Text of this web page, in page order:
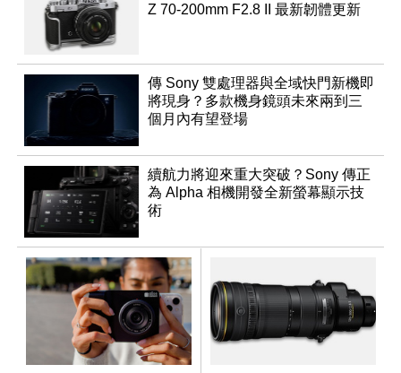
Z 70-200mm F2.8 II 最新韌體更新
傳 Sony 雙處理器與全域快門新機即
將現身？多款機身鏡頭未來兩到三
個月內有望登場
續航力將迎來重大突破？Sony 傳正
為 Alpha 相機開發全新螢幕顯示技
術